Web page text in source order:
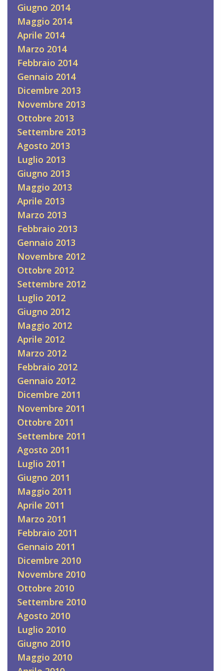
Giugno 2014
Maggio 2014
Aprile 2014
Marzo 2014
Febbraio 2014
Gennaio 2014
Dicembre 2013
Novembre 2013
Ottobre 2013
Settembre 2013
Agosto 2013
Luglio 2013
Giugno 2013
Maggio 2013
Aprile 2013
Marzo 2013
Febbraio 2013
Gennaio 2013
Novembre 2012
Ottobre 2012
Settembre 2012
Luglio 2012
Giugno 2012
Maggio 2012
Aprile 2012
Marzo 2012
Febbraio 2012
Gennaio 2012
Dicembre 2011
Novembre 2011
Ottobre 2011
Settembre 2011
Agosto 2011
Luglio 2011
Giugno 2011
Maggio 2011
Aprile 2011
Marzo 2011
Febbraio 2011
Gennaio 2011
Dicembre 2010
Novembre 2010
Ottobre 2010
Settembre 2010
Agosto 2010
Luglio 2010
Giugno 2010
Maggio 2010